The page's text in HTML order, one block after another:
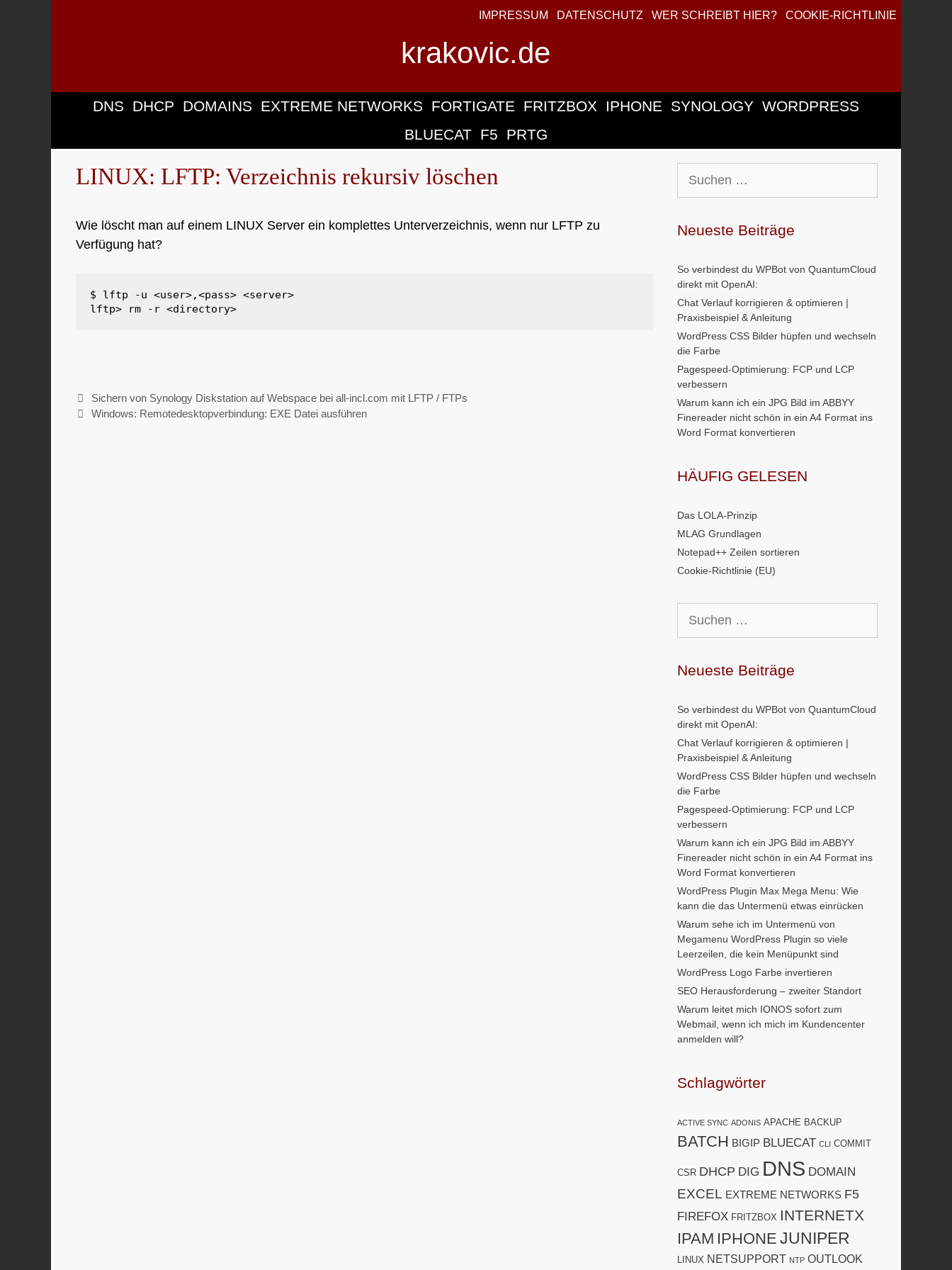
IMPRESSUM DATENSCHUTZ WER SCHREIBT HIER? COOKIE-RICHTLINIE
krakovic.de
DNS DHCP DOMAINS EXTREME NETWORKS FORTIGATE FRITZBOX IPHONE SYNOLOGY WORDPRESS
BLUECAT F5 PRTG
LINUX: LFTP: Verzeichnis rekursiv löschen
Wie löscht man auf einem LINUX Server ein komplettes Unterverzeichnis, wenn nur LFTP zu
Verfügung hat?
$ lftp -u <user>,<pass> <server>
lftp> rm - r <directory>
Sichern von Synology Diskstation auf Webspace bei all-incl.com mit LFTP / FTPs
Windows: Remotedesktopverbindung: EXE Datei ausführen
nach:
Neueste Beiträge
So verbindest du WPBot von QuantumCloud
direkt mit OpenAI:
Chat Verlauf korrigieren & optimieren |
Praxisbeispiel & Anleitung
WordPress CSS Bilder hüpfen und wechseln
die Farbe
Pagespeed-Optimierung: FCP und LCP
verbessern
Warum kann ich ein JPG Bild im ABBYY
Finereader nicht schön in ein A4 Format ins
Word Format konvertieren
HÄUFIG GELESEN
Das LOLA-Prinzip
MLAG Grundlagen
Notepad++ Zeilen sortieren
Cookie-Richtlinie (EU)
nach:
Neueste Beiträge
So verbindest du WPBot von QuantumCloud
direkt mit OpenAI:
Chat Verlauf korrigieren & optimieren |
Praxisbeispiel & Anleitung
WordPress CSS Bilder hüpfen und wechseln
die Farbe
Pagespeed-Optimierung: FCP und LCP
verbessern
Warum kann ich ein JPG Bild im ABBYY
Finereader nicht schön in ein A4 Format ins
Word Format konvertieren
WordPress Plugin Max Mega Menu: Wie
kann die das Untermenü etwas einrücken
Warum sehe ich im Untermenü von
Megamenu WordPress Plugin so viele
Leerzeilen, die kein Menüpunkt sind
WordPress Logo Farbe invertieren
SEO Herausforderung – zweiter Standort
Warum leitet mich IONOS sofort zum
Webmail, wenn ich mich im Kundencenter
anmelden will?
Schlagwörter
ACTIVE SYNC ADONIS APACHE BACKUP
BATCH BIGIP BLUECAT CLI COMMIT
CSR DHCP DIG DNS DOMAIN
EXCEL EXTREME NETWORKS F5
FIREFOX FRITZBOX INTERNETX
IPAM IPHONE JUNIPER
LINUX NETSUPPORT NTP OUTLOOK